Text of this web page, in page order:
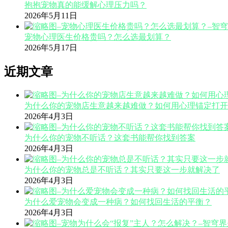
抱抱宠物真的能缓解心理压力吗？
2026年5月11日
宠物心理医生价格贵吗？怎么选最划算？
2026年5月17日
近期文章
为什么你的宠物店生意越来越难做？如何用心理锚定打
2026年4月3日
为什么你的宠物不听话？这套书能帮你找到答案
2026年4月3日
为什么你的宠物总是不听话？其实只要这一步就解决了
2026年4月3日
为什么爱宠物会变成一种病？如何找回生活的平衡？
2026年4月3日